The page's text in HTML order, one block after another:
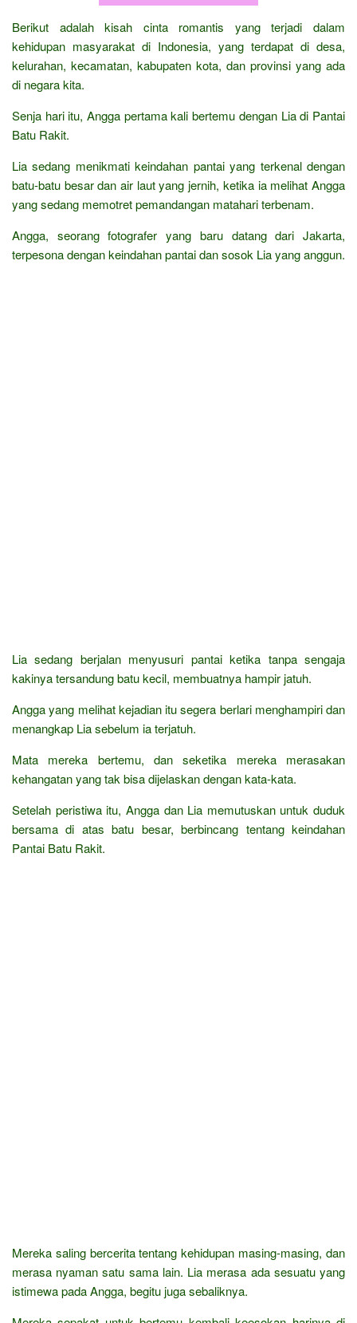
Berikut adalah kisah cinta romantis yang terjadi dalam
kehidupan masyarakat di Indonesia, yang terdapat di desa,
kelurahan, kecamatan, kabupaten kota, dan provinsi yang ada
di negara kita.
Senja hari itu, Angga pertama kali bertemu dengan Lia di Pantai
Batu Rakit.
Lia sedang menikmati keindahan pantai yang terkenal dengan
batu-batu besar dan air laut yang jernih, ketika ia melihat Angga
yang sedang memotret pemandangan matahari terbenam.
Angga, seorang fotografer yang baru datang dari Jakarta,
terpesona dengan keindahan pantai dan sosok Lia yang anggun.
Lia sedang berjalan menyusuri pantai ketika tanpa sengaja
kakinya tersandung batu kecil, membuatnya hampir jatuh.
Angga yang melihat kejadian itu segera berlari menghampiri dan
menangkap Lia sebelum ia terjatuh.
Mata mereka bertemu, dan seketika mereka merasakan
kehangatan yang tak bisa dijelaskan dengan kata-kata.
Setelah peristiwa itu, Angga dan Lia memutuskan untuk duduk
bersama di atas batu besar, berbincang tentang keindahan
Pantai Batu Rakit.
Mereka saling bercerita tentang kehidupan masing-masing, dan
merasa nyaman satu sama lain. Lia merasa ada sesuatu yang
istimewa pada Angga, begitu juga sebaliknya.